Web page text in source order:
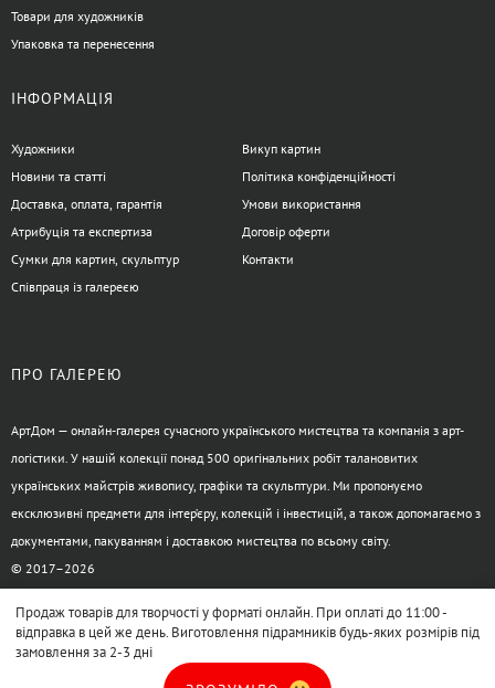
Товари для художників
Упаковка та перенесення
ІНФОРМАЦІЯ
Художники
Новини та статті
Доставка, оплата, гарантія
Атрибуція та експертиза
Сумки для картин, скульптур
Співпраця із галереєю
Викуп картин
Політика конфіденційності
Умови використання
Договір оферти
Контакти
ПРО ГАЛЕРЕЮ
АртДом — онлайн-галерея сучасного українського мистецтва та компанія з арт-
логістики. У нашій колекції понад 500 оригінальних робіт талановитих
українських майстрів живопису, графіки та скульптури. Ми пропонуємо
ексклюзивні предмети для інтер’єру, колекцій і інвестицій, а також допомагаємо з
документами, пакуванням і доставкою мистецтва по всьому світу.
© 2017–2026
Продаж товарів для творчості у форматі онлайн. При оплаті до 11:00 -
відправка в цей же день. Виготовлення підрамників будь-яких розмірів під
замовлення за 2-3 дні
XML-карта сайта